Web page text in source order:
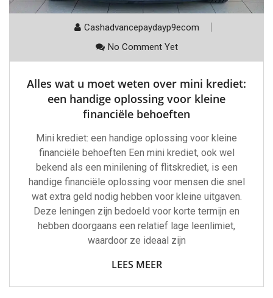
Cashadvancepaydayp9ecom
No Comment Yet
Alles wat u moet weten over mini krediet:
een handige oplossing voor kleine
financiële behoeften
Mini krediet: een handige oplossing voor kleine
financiële behoeften Een mini krediet, ook wel
bekend als een minilening of flitskrediet, is een
handige financiële oplossing voor mensen die snel
wat extra geld nodig hebben voor kleine uitgaven.
Deze leningen zijn bedoeld voor korte termijn en
hebben doorgaans een relatief lage leenlimiet,
waardoor ze ideaal zijn
LEES MEER